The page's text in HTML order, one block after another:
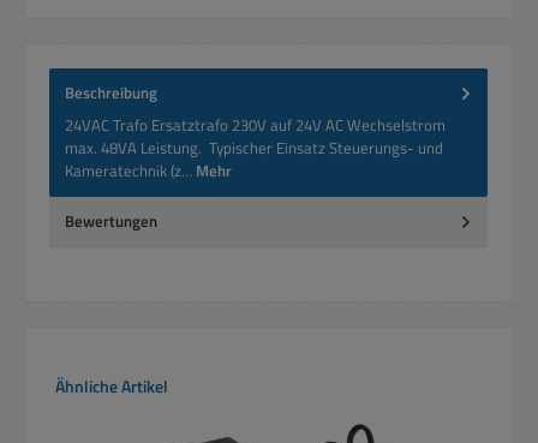
Beschreibung
24VAC Trafo Ersatztrafo 230V auf 24V AC Wechselstrom
max. 48VA Leistung. Typischer Einsatz Steuerungs- und
Kameratechnik (z… Mehr
Bewertungen
Produktgalerie überspringen
Ähnliche Artikel